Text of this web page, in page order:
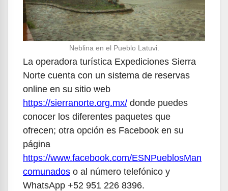
Neblina en el Pueblo Latuvi.
La operadora turística Expediciones Sierra
Norte cuenta con un sistema de reservas
online en su sitio web
https://sierranorte.org.mx/ donde puedes
conocer los diferentes paquetes que
ofrecen; otra opción es Facebook en su
página
https://www.facebook.com/ESNPueblosMan
comunados o al número telefónico y
WhatsApp +52 951 226 8396.